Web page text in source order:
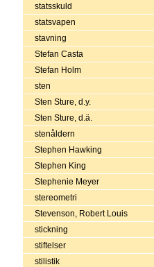
statsskuld
statsvapen
stavning
Stefan Casta
Stefan Holm
sten
Sten Sture, d.y.
Sten Sture, d.ä.
stenåldern
Stephen Hawking
Stephen King
Stephenie Meyer
stereometri
Stevenson, Robert Louis
stickning
stiftelser
stilistik